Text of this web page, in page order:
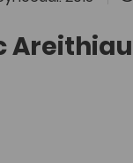
Areithiau